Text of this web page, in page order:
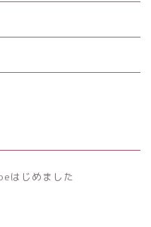
はじめました